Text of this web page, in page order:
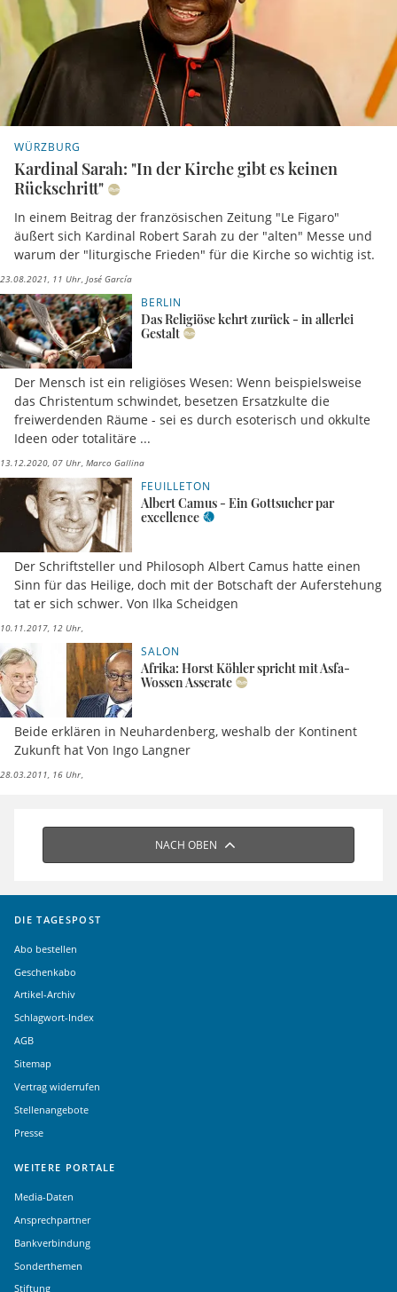
WÜRZBURG
Kardinal Sarah: "In der Kirche gibt es keinen
Rückschritt"
In einem Beitrag der französischen Zeitung "Le Figaro"
äußert sich Kardinal Robert Sarah zu der "alten" Messe und
warum der "liturgische Frieden" für die Kirche so wichtig ist.
23.08.2021, 11 Uhr José García
BERLIN
Das Religiöse kehrt zurück - in allerlei
Gestalt
Der Mensch ist ein religiöses Wesen: Wenn beispielsweise
das Christentum schwindet, besetzen Ersatzkulte die
freiwerdenden Räume - sei es durch esoterisch und okkulte
Ideen oder totalitäre ...
13.12.2020, 07 Uhr Marco Gallina
FEUILLETON
Albert Camus - Ein Gottsucher par
excellence
Der Schriftsteller und Philosoph Albert Camus hatte einen
Sinn für das Heilige, doch mit der Botschaft der Auferstehung
tat er sich schwer. Von Ilka Scheidgen
10.11.2017, 12 Uhr
SALON
Afrika: Horst Köhler spricht mit Asfa-
Wossen Asserate
Beide erklären in Neuhardenberg, weshalb der Kontinent
Zukunft hat Von Ingo Langner
28.03.2011, 16 Uhr
NACH OBEN
DIE TAGESPOST
Abo bestellen
Geschenkabo
Artikel-Archiv
Schlagwort-Index
AGB
Sitemap
Vertrag widerrufen
Stellenangebote
Presse
WEITERE PORTALE
Media-Daten
Ansprechpartner
Bankverbindung
Sonderthemen
Stiftung